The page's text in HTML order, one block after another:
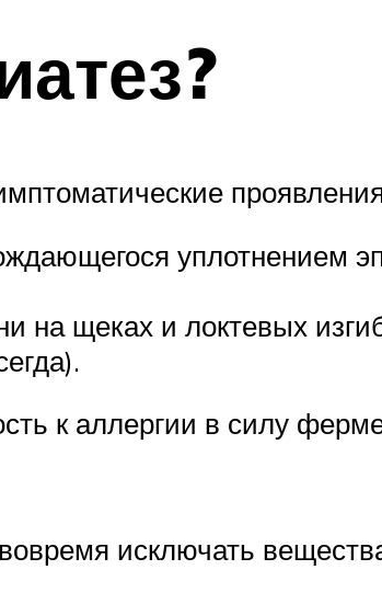
уплотнением
на щеках и локтевых
к аллергии в силу
исключать